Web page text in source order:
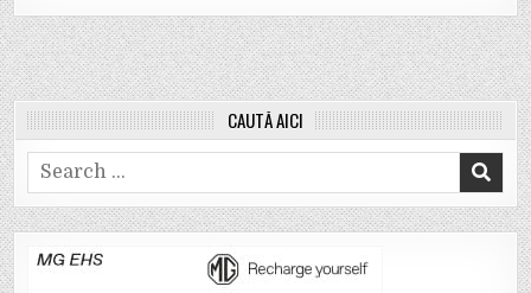
CAUTĂ AICI
Search
for: